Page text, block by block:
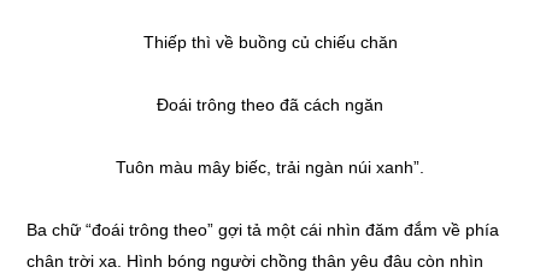
Thiếp thì về buồng củ chiếu chăn
Đoái trông theo đã cách ngăn
Tuôn màu mây biếc, trải ngàn núi xanh”.
Ba chữ “đoái trông theo” gợi tả một cái nhìn đăm đắm về phía
chân trời xa. Hình bóng người chồng thân yêu đâu còn nhìn